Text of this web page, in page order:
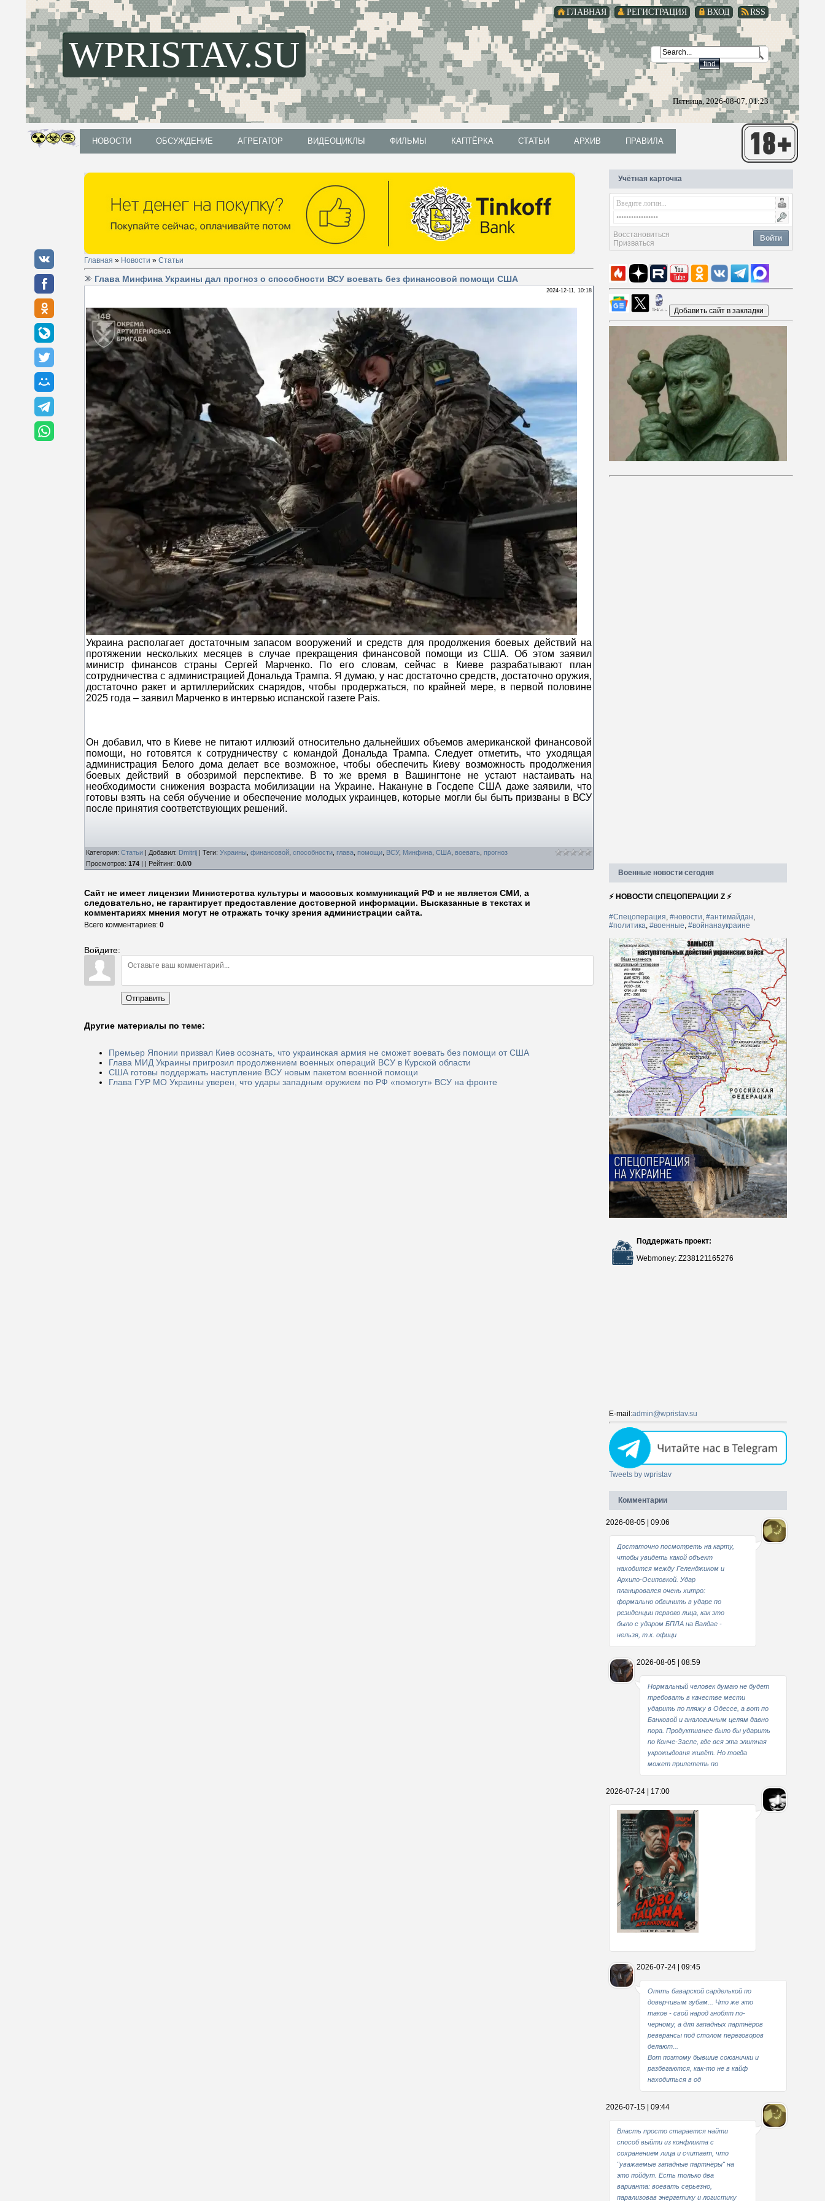
RSS
ВХОД
РЕГИСТРАЦИЯ
ГЛАВНАЯ
WPRISTAV.SU
Пятница, 2026-08-07, 01:23
НОВОСТИ ОБСУЖДЕНИЕ АГРЕГАТОР ВИДЕОЦИКЛЫ ФИЛЬМЫ КАПТЁРКА СТАТЬИ АРХИВ ПРАВИЛА
Главная » Новости » Статьи
Глава Минфина Украины дал прогноз о способности ВСУ воевать без финансовой помощи США
2024-12-11, 10:18
Украина располагает достаточным запасом вооружений и средств для продолжения боевых действий на
протяжении нескольких месяцев в случае прекращения финансовой помощи из США. Об этом заявил
министр финансов страны Сергей Марченко. По его словам, сейчас в Киеве разрабатывают план
сотрудничества с администрацией Дональда Трампа. Я думаю, у нас достаточно средств, достаточно оружия,
достаточно ракет и артиллерийских снарядов, чтобы продержаться, по крайней мере, в первой половине
2025 года – заявил Марченко в интервью испанской газете Pais.
Он добавил, что в Киеве не питают иллюзий относительно дальнейших объемов американской финансовой
помощи, но готовятся к сотрудничеству с командой Дональда Трампа. Следует отметить, что уходящая
администрация Белого дома делает все возможное, чтобы обеспечить Киеву возможность продолжения
боевых действий в обозримой перспективе. В то же время в Вашингтоне не устают настаивать на
необходимости снижения возраста мобилизации на Украине. Накануне в Госдепе США даже заявили, что
готовы взять на себя обучение и обеспечение молодых украинцев, которые могли бы быть призваны в ВСУ
после принятия соответствующих решений.
Категория: Статьи | Добавил: Dmitrij | Теги: Украины финансовой способности глава помощи ВСУ, Минфина США воевать прогноз
Просмотров: 174 | | Рейтинг: 0.0/0
Сайт не имеет лицензии Министерства культуры и массовых коммуникаций РФ и не является СМИ, а
следовательно, не гарантирует предоставление достоверной информации. Высказанные в текстах и
комментариях мнения могут не отражать точку зрения администрации сайта.
Всего комментариев: 0
Войдите:
Отправить
Другие материалы по теме:
Премьер Японии призвал Киев осознать, что украинская армия не сможет воевать без помощи от США
Глава МИД Украины пригрозил продолжением военных операций ВСУ в Курской области
США готовы поддержать наступление ВСУ новым пакетом военной помощи
Глава ГУР МО Украины уверен, что удары западным оружием по РФ «помогут» ВСУ на фронте
Учётная карточка
Войти
Восстановиться
Призваться
Военные новости сегодня
⚡ НОВОСТИ СПЕЦОПЕРАЦИИ Z ⚡
#Спецоперация, #новости, #антимайдан,
#политика, #военные, #войнанаукраине
Поддержать проект:
Webmoney: Z238121165276
E-mail:admin@wpristav.su
Tweets by wpristav
Комментарии
2026-08-05 | 09:06
Достаточно посмотреть на карту,
чтобы увидеть какой объект
находится между Геленджиком и
Архипо-Осиповкой. Удар
планировался очень хитро:
формально обвинить в ударе по
резиденции первого лица, как это
было с ударом БПЛА на Валдае -
нельзя, т.к. офици
2026-08-05 | 08:59
Нормальный человек думаю не будет
требовать в качестве мести
ударить по пляжу в Одессе, а вот по
Банковой и аналогичным целям давно
пора. Продуктивнее было бы ударить
по Конче-Заспе, где вся эта элитная
укрожыдовня живёт. Но тогда
может прилететь по
2026-07-24 | 17:00
В свое время
2026-07-24 | 09:45
Опять баварской сарделькой по
доверчивым губам... Что же это
такое - свой народ гнобят по-
черному, а для западных партнёров
реверансы под столом переговоров
делают...
Вот поэтому бывшие союзнички и
разбегаются, как-то не в кайф
находиться в од
2026-07-15 | 09:44
Власть просто старается найти
способ выйти из конфликта с
сохранением лица и считает, что
"уважаемые западные партнёры" на
это пойдут. Есть только два
варианта: воевать серьезно,
парализовав энергетику и логистику